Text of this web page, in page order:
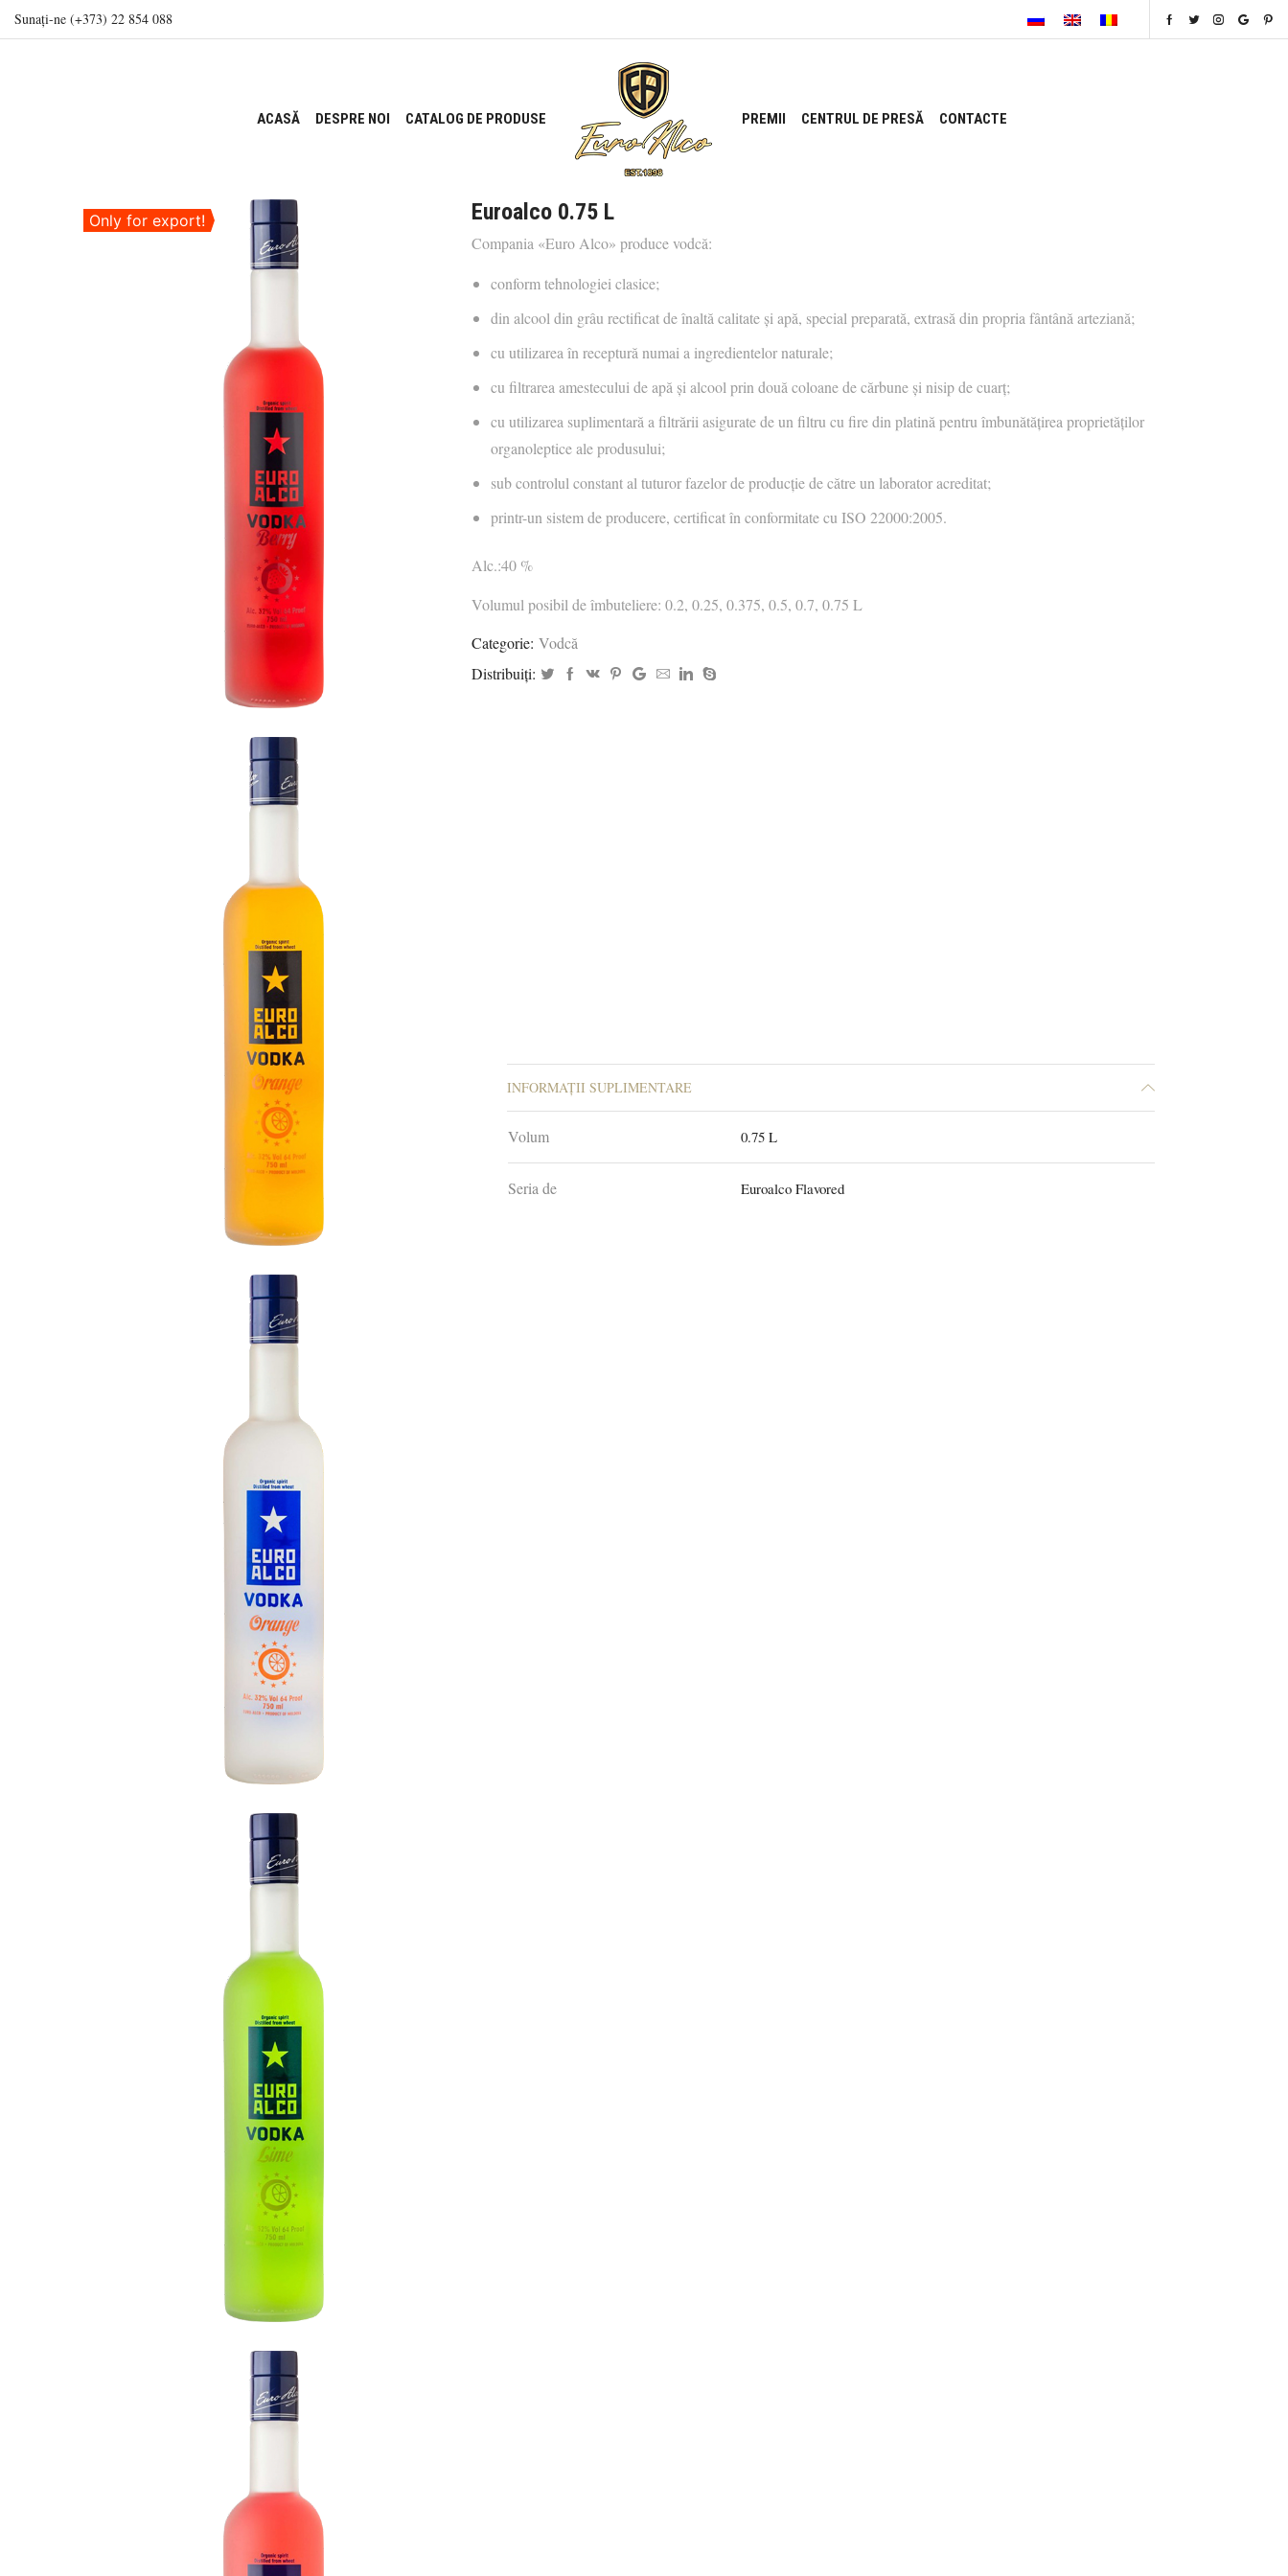
Sunați-ne (+373) 22 854 088
ACASĂ DESPRE NOI CATALOG DE PRODUSE PREMII CENTRUL DE PRESĂ CONTACTE
Only for export! Euroalco 0.75 L
Compania «Euro Alco» produce vodcă:
conform tehnologiei clasice;
din alcool din grâu rectificat de înaltă calitate și apă, special preparată, extrasă din propria fântână arteziană;
cu utilizarea în receptură numai a ingredientelor naturale;
cu filtrarea amestecului de apă şi alcool prin două coloane de cărbune și nisip de cuarț;
cu utilizarea suplimentară a filtrării asigurate de un filtru cu fire din platină pentru îmbunătățirea proprietăților
organoleptice ale produsului;
sub controlul constant al tuturor fazelor de producție de către un laborator acreditat;
printr-un sistem de producere, certificat în conformitate cu ISO 22000:2005.
Alc.:40 %
Volumul posibil de îmbuteliere: 0.2, 0.25, 0.375, 0.5, 0.7, 0.75 L
Categorie: Vodcă
Distribuiți:
INFORMAȚII SUPLIMENTARE
Volum 0.75 L
Seria de Euroalco Flavored